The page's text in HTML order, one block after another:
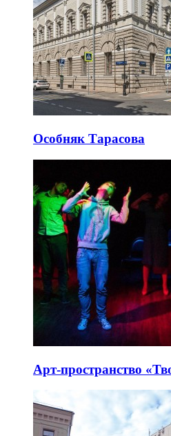
Особняк Тарасова
Арт-пространство